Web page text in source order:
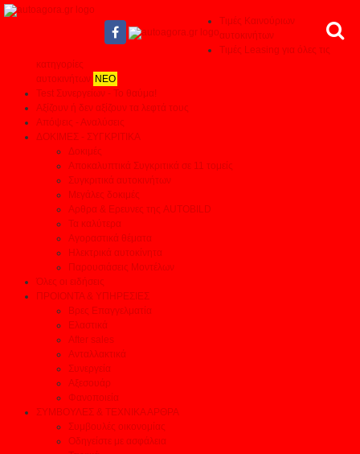
Τιμές Καινούριων
αυτοκινήτων
Τιμές Leasing για όλες τις
κατηγορίες
αυτοκινήτων ΝΕΟ
Test Συνεργείων - Το θαύμα!
Αξίζουν ή δεν αξίζουν τα λεφτά τους
Απόψεις - Αναλύσεις
ΔΟΚΙΜΕΣ - ΣΥΓΚΡΙΤΙΚΑ
Δοκιμές
Αποκαλυπτικά Συγκριτικά σε 11 τομείς
Συγκριτικά αυτοκινήτων
Μεγάλες δοκιμές
Αρθρα & Ερευνες της AUTOBILD
Τα καλύτερα
Αγοραστικά θέματα
Ηλεκτρικά αυτοκίνητα
Παρουσιάσεις Μοντέλων
Όλες οι ειδήσεις
ΠΡΟΙΟΝΤΑ & ΥΠΗΡΕΣΙΕΣ
Βρες Επαγγελματία
Ελαστικά
After sales
Ανταλλακτικά
Συνεργεία
Αξεσουάρ
Φανοποιεία
ΣΥΜΒΟΥΛΕΣ & ΤΕΧΝΙΚΑ ΑΡΘΡΑ
Συμβουλές οικονομίας
Οδηγείστε με ασφάλεια